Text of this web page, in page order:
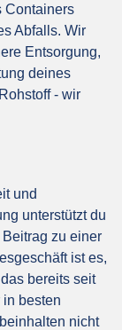
Containers
Abfalls. Wir
Entsorgung,
deines
- wir
und
unterstützt du
zu einer
ist es,
bereits seit
besten
nicht